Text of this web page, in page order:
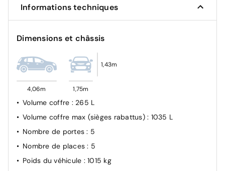
Sécurité enfant manuelle à l'arrière
Avant + rideaux
Informations techniques
Dimensions et châssis
4,06m 1,75m
1,43m
Volume coffre : 265 L
Volume coffre max (sièges rabattus) : 1035 L
Nombre de portes: 5
Nombre de places: 5
Poids du véhicule : 1015 kg